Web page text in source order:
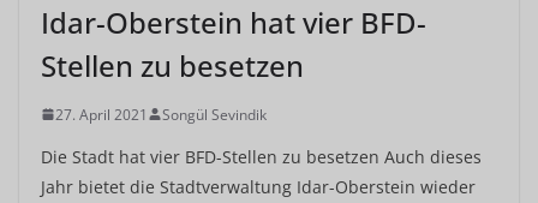
Idar-Oberstein hat vier BFD-
Stellen zu besetzen
27. April 2021 Songül Sevindik
Die Stadt hat vier BFD-Stellen zu besetzen Auch dieses
Jahr bietet die Stadtverwaltung Idar-Oberstein wieder